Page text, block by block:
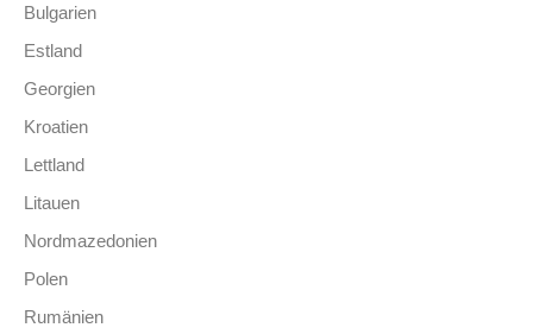
Bulgarien
Estland
Georgien
Kroatien
Lettland
Litauen
Nordmazedonien
Polen
Rumänien